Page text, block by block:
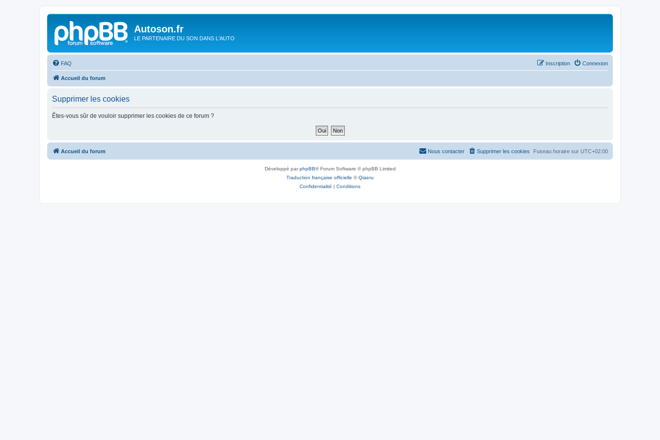
Autoson.fr
LE PARTENAIRE DU SON DANS L'AUTO
FAQ Connexion
Inscription
Accueil du forum
Supprimer les cookies
Êtes-vous sûr de vouloir supprimer les cookies de ce forum ?
Accueil du forum Fuseau horaire sur UTC+02:00
Supprimer les cookies
Nous contacter
Développé parphpBB® Forum Software © phpBB Limited
Traduction française officielle ©Qiaeru
Confidentialité | Conditions